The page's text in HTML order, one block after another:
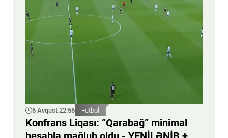
6 Avqust 22:56 Futbol
Konfrans Liqası: “Qarabağ” minimal